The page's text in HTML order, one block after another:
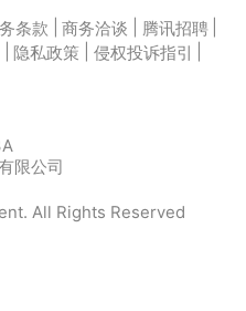
条款 商务洽谈 腾讯招聘
隐私政策 侵权投诉指引
限公司
All Rights Reserved